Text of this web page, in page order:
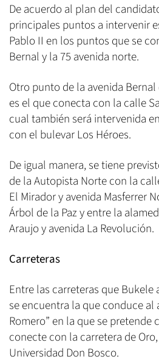
De acuerdo al plan del
principales puntos a intervenir
Pablo II en los puntos que se
Bernal y la 75 avenida norte.
Otro punto de la avenida
es el que conecta con la calle
cual también será intervenida
con el bulevar Los Héroes.
De igual manera, se tiene
de la Autopista Norte con la
El Mirador y avenida Masferrer
Árbol de la Paz y entre la
Araujo y avenida La Revolución.
Carreteras
Entre las carreteras que Bukele
se encuentra la que conduce al
Romero” en la que se pretende
conecte con la carretera de
Universidad Don Bosco.